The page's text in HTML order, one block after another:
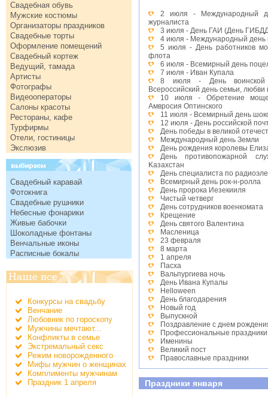
Свадебная обувь
Мужские костюмы
Организаторы праздников
Свадебные торты
Оформление помещений
Свадебный кортеж
Ведущий, тамада
Артисты
Фотографы
Видеооператоры
Салоны красоты
Рестораны, кафе
Турфирмы
Отели, гостиницы
Экслюзив
Свадебный каравай
Фотокнига
Свадебные рушники
Небесные фонарики
Живые бабочки
Шоколадные фонтаны
Венчальные иконы
Расписные бокалы
Конкурсы на свадьбу
Венчание
Любовник по гороскопу
Мужчины мечтают...
Конфликты в семье
Экстремальный секс
Режим новорожденного
Мифы мужчин о женщинах
Комплименты мужчинам
Праздник 1 апреля
2 июля - Международный
журналиста
3 июля - День ГАИ (День
4 июля - Международный день
5 июля - День работников
флота
6 июля - Всемирный день
7 июля - Иван Купала
8 июля - День воинской
Всероссийский день семьи, любви
10 июля - Обретение
Амвросия Оптинского
11 июля - Всемирный день
12 июля - День российской
День победы в великой
Международный день Земли
День рождения королевы
День противопожарной
Kазахстан
День специалиста по
Всемирный день рок-н-ролла
День пророка Иезекииля
Чистый четверг
День сотрудников военкомата
Крещение
День святого Валентина
Масленица
23 февраля
8 марта
1 апреля
Пасха
Вальпургиева ночь
День Ивана Купалы
Helloween
День благодарения
Новый год
Выпускной
Поздравление с днем
Профессиональные праздники
Именины
Великий пост
Православные праздники
День студента
День победы
Всероссийский день семьи,
Праздники января